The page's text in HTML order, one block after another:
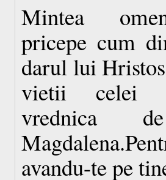
Mintea
pricepe cum
darul lui
vietii celei
vrednica
avandu-te pe